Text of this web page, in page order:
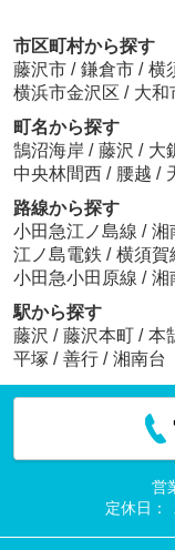
市区町村から探す
藤沢市 / 鎌倉市 / 横
横浜市金沢区 / 大和
町名から探す
鵠沼海岸 / 藤沢 / 大
中央林間西 / 腰越 /
路線から探す
小田急江ノ島線 / 湘
江ノ島電鉄 / 横須賀
小田急小田原線 / 湘
駅から探す
藤沢 / 藤沢本町 / 本
平塚 / 善行 / 湘南台
営
定休日：